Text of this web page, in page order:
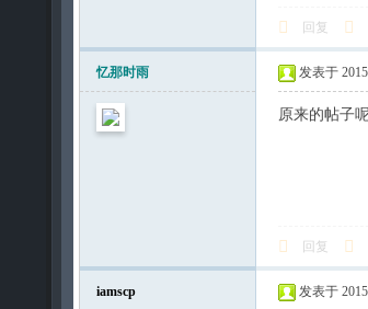
回复
忆那时雨 发表于
原来的帖子
回复
iamscp 发表于